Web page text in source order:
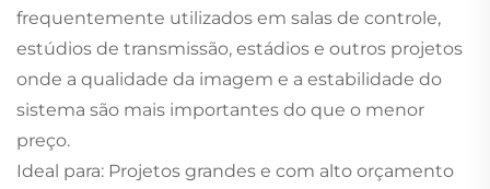
frequentemente utilizados em salas de controle,
estúdios de transmissão, estádios e outros projetos
onde a qualidade da imagem e a estabilidade do
sistema são mais importantes do que o menor
preço.
Ideal para: Projetos grandes e com alto orçamento